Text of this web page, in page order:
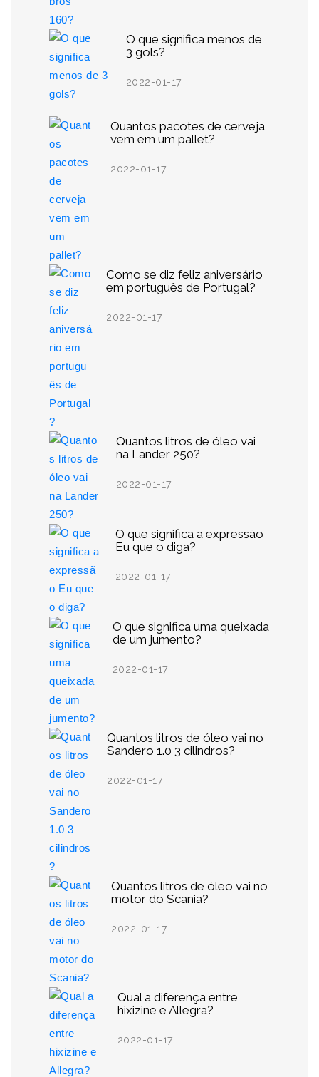
O que significa menos de
3 gols?
2022-01-17
Quantos pacotes de cerveja
vem em um pallet?
2022-01-17
Como se diz feliz aniversário
em português de Portugal?
2022-01-17
Quantos litros de óleo vai
na Lander 250?
2022-01-17
O que significa a expressão
Eu que o diga?
2022-01-17
O que significa uma queixada
de um jumento?
2022-01-17
Quantos litros de óleo vai no
Sandero 1.0 3 cilindros?
2022-01-17
Quantos litros de óleo vai no
motor do Scania?
2022-01-17
Qual a diferença entre
hixizine e Allegra?
2022-01-17